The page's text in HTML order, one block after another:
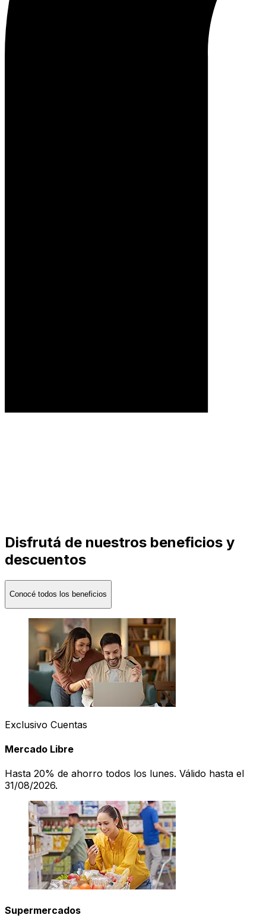
Disfrutá de nuestros beneficios y
descuentos
Conocé todos los beneficios
Exclusivo Cuentas
Mercado Libre
Hasta 20% de ahorro todos los lunes. Válido hasta el
31/08/2026.
Supermercados